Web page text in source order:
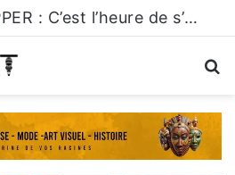
THE LAST POPPERS : Nelson POP couronné nouveau roi de la danse urbaine